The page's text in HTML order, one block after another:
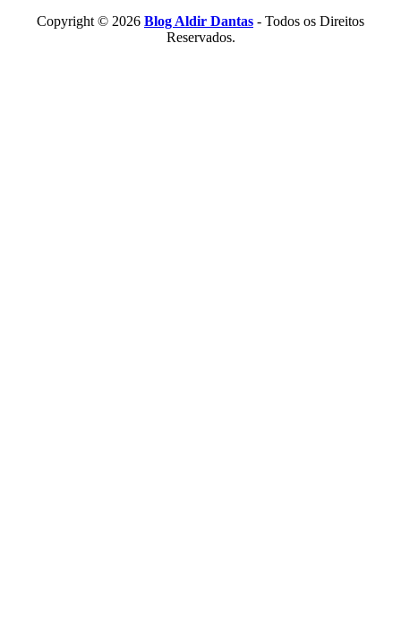
Copyright © 2026 Blog Aldir Dantas - Todos os Direitos
Reservados.